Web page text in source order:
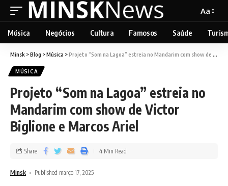
Aa
Música Negócios Cultura Famosos Saúde
Minsk >Blog >Música >Projeto “Som na Lagoa” estreia no Mandarim com show de Victor Biglione e Marcos Ariel
MÚSICA
Projeto “Som na Lagoa” estreia no
Mandarim com show de Victor
Biglione e Marcos Ariel
Minsk Published março 17, 2025
Share 4 Min Read